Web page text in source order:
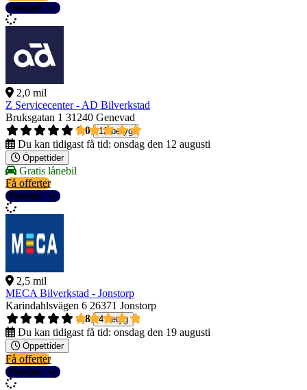
Detaljer
2,0 mil
Z Servicecenter - AD Bilverkstad
Bruksgatan 1 31240 Genevad
5,0
12 betyg
Du kan tidigast få tid: onsdag den 12 augusti
Öppettider
Gratis lånebil
Få offerter
Detaljer
2,5 mil
MECA Bilverkstad - Jonstorp
Karindahlsvägen 6 26371 Jonstorp
4,8
4 betyg
Du kan tidigast få tid: onsdag den 19 augusti
Öppettider
Få offerter
Detaljer